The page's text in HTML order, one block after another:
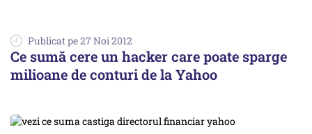
Publicat pe 27 Noi 2012
Ce sumă cere un hacker care poate sparge
milioane de conturi de la Yahoo